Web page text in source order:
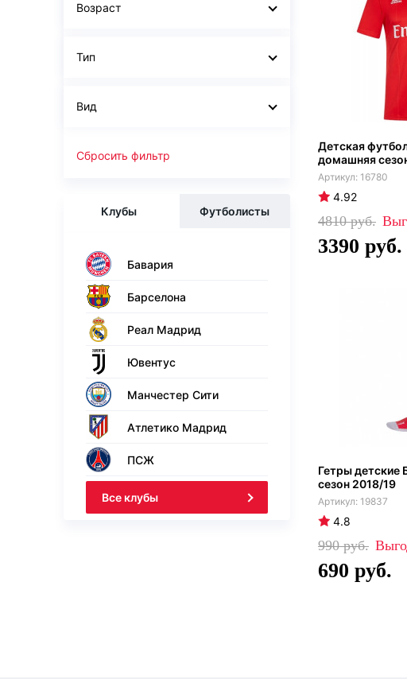
Возраст
Тип
Вид
Сбросить фильтр
Клубы Футболисты
Бавария
Барселона
Реал Мадрид
Ювентус
Манчестер Сити
Атлетико Мадрид
ПСЖ
Все клубы
Детская
домашняя
16780
4.92
4810
3390
Гетры детские
сезон 2018/19
19837
4.8
990
690